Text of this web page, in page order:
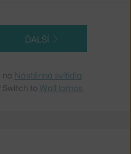
ĎALŠÍ
na Nástěnná svítidla
Switch to Wall lamps